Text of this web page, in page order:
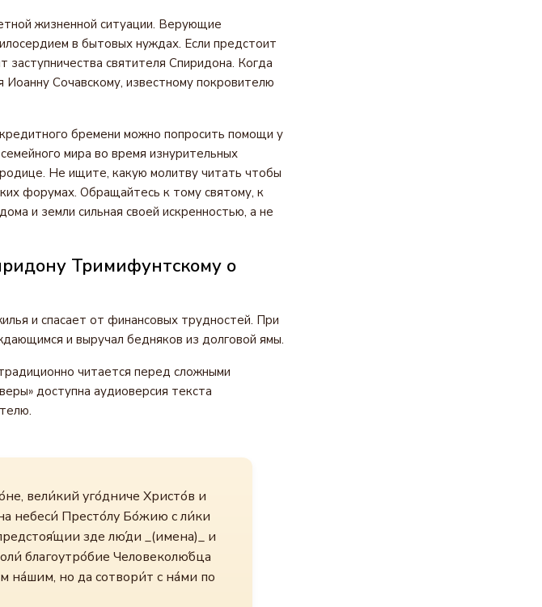
жизненной ситуации. Верующие
в бытовых нуждах. Если предстоит
заступничества святителя Спиридона. Когда
Сочавскому, известному покровителю
бремени можно попросить помощи у
мира во время изнурительных
Не ищите, какую молитву читать чтобы
форумах. Обращайтесь к тому святому, к
и земли сильная своей искренностью, а не
Тримифунтскому о
и спасает от финансовых трудностей. При
и выручал бедняков из долговой ямы.
читается перед сложными
доступна аудиоверсия текста
вели́кий уго́дниче Христо́в и
небеси́ Престо́лу Бо́жию с ли́ки
зде лю́ди _(имена)_ и
благоутро́бие Человеколю́бца
на́шим, но да сотвори́т с на́ми по